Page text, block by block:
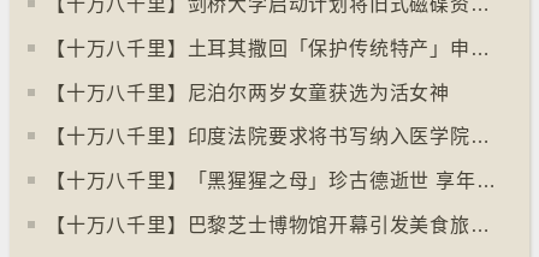
【十万八千里】剑桥大学启动计划将旧式磁碟资料存档
【十万八千里】土耳其撒回「保护传统特产」申请德国烤肉多样性获保护
【十万八千里】尼泊尔两岁女童获选为活女神
【十万八千里】印度法院要求将书写纳入医学院课程
【十万八千里】「黑猩猩之母」珍古德逝世 享年91岁
【十万八千里】巴黎芝士博物馆开幕引发美食旅游热潮